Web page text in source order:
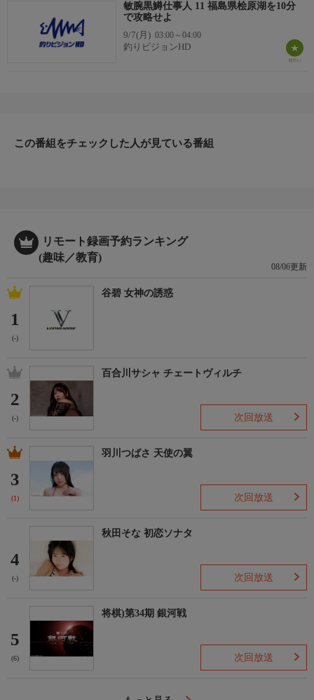
敏腕黒鱒仕事人 11 福島県桧原湖を10分
で攻略せよ
9/7(月) 03:00～04:00
釣りビジョンHD
この番組をチェックした人が見ている番組
リモート録画予約ランキング
(趣味／教育)
08/06更新
1
(-)
谷碧 女神の誘惑
2
(-)
百合川サシャ チェートヴィルチ
次回放送
3
(1)
羽川つばさ 天使の翼
次回放送
4
(-)
秋田そな 初恋ソナタ
次回放送
5
(6)
将棋)第34期 銀河戦
次回放送